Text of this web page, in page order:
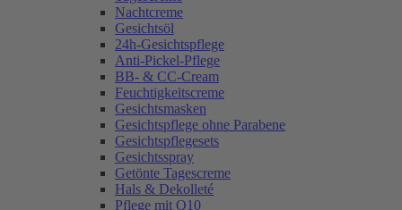
Nachtcreme
Gesichtsöl
24h-Gesichtspflege
Anti-Pickel-Pflege
BB- & CC-Cream
Feuchtigkeitscreme
Gesichtsmasken
Gesichtspflege ohne Parabene
Gesichtspflegesets
Gesichtsspray
Getönte Tagescreme
Hals & Dekolleté
Pflege mit Q10